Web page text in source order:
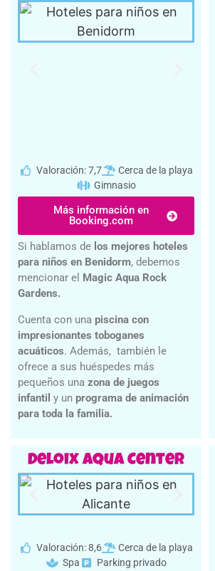
Valoración: 7,7
Cerca de la playa
Gimnasio
Más información en
Booking.com
Si hablamos de los mejores hoteles
para niños en Benidorm, debemos
mencionar el
Magic Aqua Rock
Gardens.
Cuenta con una piscina con
impresionantes toboganes
acuáticos. Además, también le
ofrece a sus huéspedes más
pequeños una zona de juegos
infantil y un programa de animación
para toda la familia.
Deloix Aqua Center
Valoración: 8,6
Cerca de la playa
Spa
Parking privado